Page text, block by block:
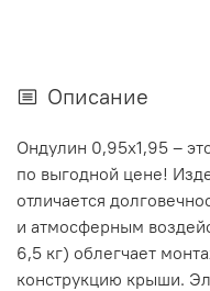
Описание
Ондулин 0,95х1,95 –
по выгодной цене!
отличается
и атмосферным
6,5 кг) облегчает
конструкцию крыши.